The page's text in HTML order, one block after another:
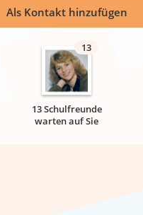
Als Kontakt hinzufügen
13
13 Schulfreunde
warten auf Sie